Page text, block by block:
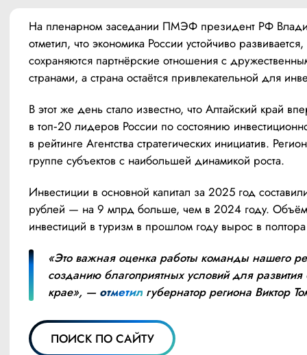
На пленарном заседании ПМЭФ президент РФ
отметил, что экономика России устойчиво развивается,
сохраняются партнёрские отношения с
странами, а страна остаётся привлекательной для
В этот же день стало известно, что Алтайский край
в топ‑20 лидеров России по состоянию
в рейтинге Агентства стратегических инициатив.
группе субъектов с наибольшей динамикой роста.
Инвестиции в основной капитал за 2025 год
рублей — на 9 млрд больше, чем в 2024 году. Объём
инвестиций в туризм в прошлом году вырос в
«Это важная оценка работы команды нашего
созданию благоприятных условий для развития
крае», — отметил губернатор региона Виктор
ПОИСК ПО САЙТУ